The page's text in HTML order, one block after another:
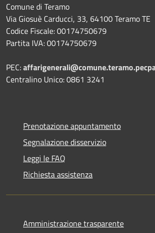
Comune di Teramo
Via Giosuè Carducci, 33, 64100 Teramo TE
Codice Fiscale: 00174750679
Partita IVA: 00174750679
PEC:
Centralino Unico: 0861 3241
Prenotazione appuntamento
Segnalazione disservizio
Leggi le FAQ
Richiesta assistenza
Amministrazione trasparente